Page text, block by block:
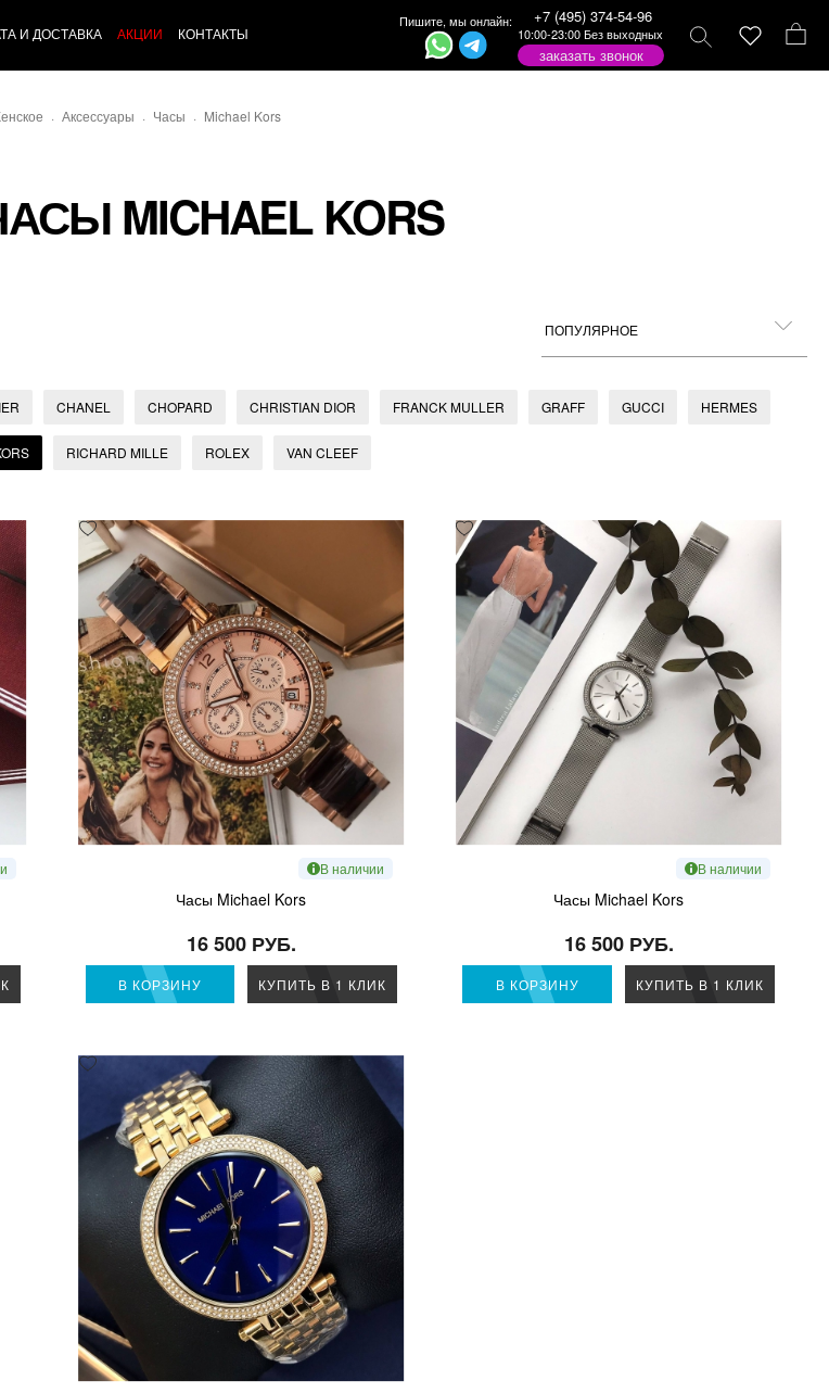
И ДОСТАВКА АКЦИИ КОНТАКТЫ
Пишите, мы онлайн: +7 (495) 374-54-96
10:00-23:00 Без выходных
заказать звонок
Аксессуары Часы Michael Kors
MICHAEL KORS
CHANEL CHOPARD CHRISTIAN DIOR FRANCK MULLER GRAFF GUCCI HERMES
RICHARD MILLE ROLEX VAN CLEEF
В наличии
Часы Michael Kors
16 500 РУБ.
В КОРЗИНУ КУПИТЬ В 1 КЛИК
В наличии
Часы Michael Kors
16 500 РУБ.
В КОРЗИНУ КУПИТЬ В 1 КЛИК